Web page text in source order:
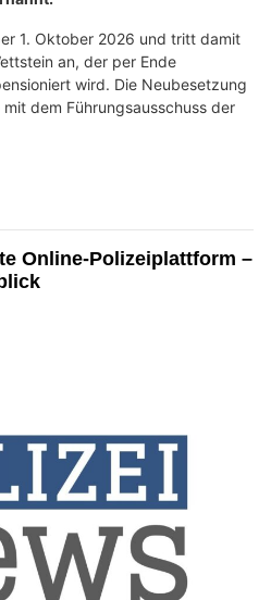
1. Oktober 2026 und tritt damit
an, der per Ende
wird. Die Neubesetzung
dem Führungsausschuss der
Online-Polizeiplattform –